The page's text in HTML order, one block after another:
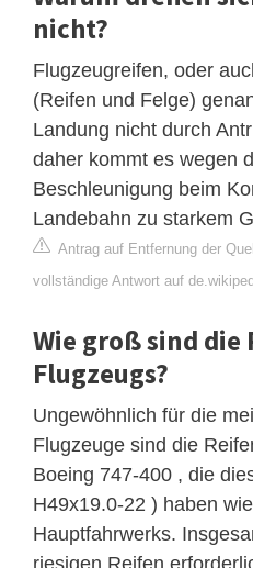
nicht?
Flugzeugreifen, oder
(Reifen und Felge)
Landung nicht durch
daher kommt es wegen
Beschleunigung beim
Landebahn zu starkem
Antrag auf Entfernung der
vollständige Antwort auf
Wie groß sind die
Flugzeugs?
Ungewöhnlich für die
Flugzeuge sind die
Boeing 747-400 , die
H49x19.0-22 ) haben
Hauptfahrwerks.
riesigen Reifen